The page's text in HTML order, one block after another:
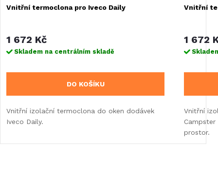
Vnitřní termoclona pro Iveco Daily
1 672 Kč
Skladem na centrálním skladě
DO KOŠÍKU
Vnitřní izolační termoclona do oken dodávek
Iveco Daily.
Vnitřní
1 672
Vnitřní
prostor.